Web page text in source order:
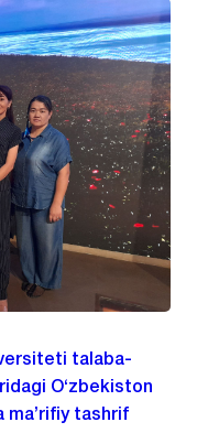
talaba-
O‘zbekiston
ma’rifiy tashrif